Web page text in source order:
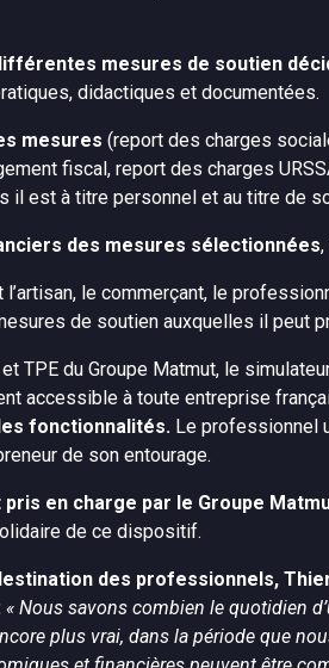
mesures de soutien
didactiques et documentées.
mesures (report des charges
fiscal, report des charges
est à titre personnel et au titre de
des mesures sélectionnées
le commerçant, le
de soutien auxquelles il peut
TPE du Groupe Matmut, le
accessible à toute entreprise
fonctionnalités. Le professionnel
de son entourage.
en charge par le Groupe
de ce dispositif.
des professionnels,
« Nous savons combien le quotidien
plus vrai, dans la période que